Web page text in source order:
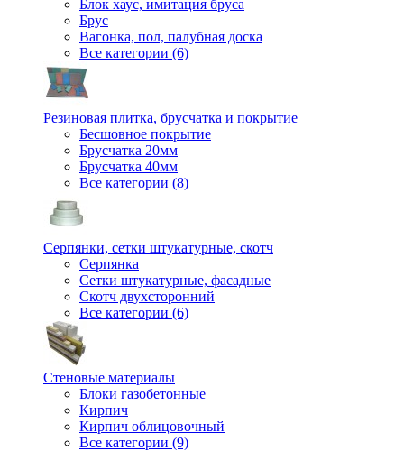
Блок хаус, имитация бруса
Брус
Вагонка, пол, палубная доска
Все категории (6)
Резиновая плитка, брусчатка и покрытие
Бесшовное покрытие
Брусчатка 20мм
Брусчатка 40мм
Все категории (8)
Серпянки, сетки штукатурные, скотч
Серпянка
Сетки штукатурные, фасадные
Скотч двухсторонний
Все категории (6)
Стеновые материалы
Блоки газобетонные
Кирпич
Кирпич облицовочный
Все категории (9)